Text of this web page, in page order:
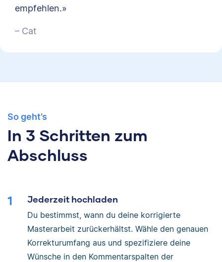
empfehlen.»
– Cat
So geht’s
In 3 Schritten zum
Abschluss
Jederzeit hochladen
Du bestimmst, wann du deine korrigierte
Masterarbeit zurückerhältst. Wähle den genauen
Korrekturumfang aus und spezifiziere deine
Wünsche in den Kommentarspalten der